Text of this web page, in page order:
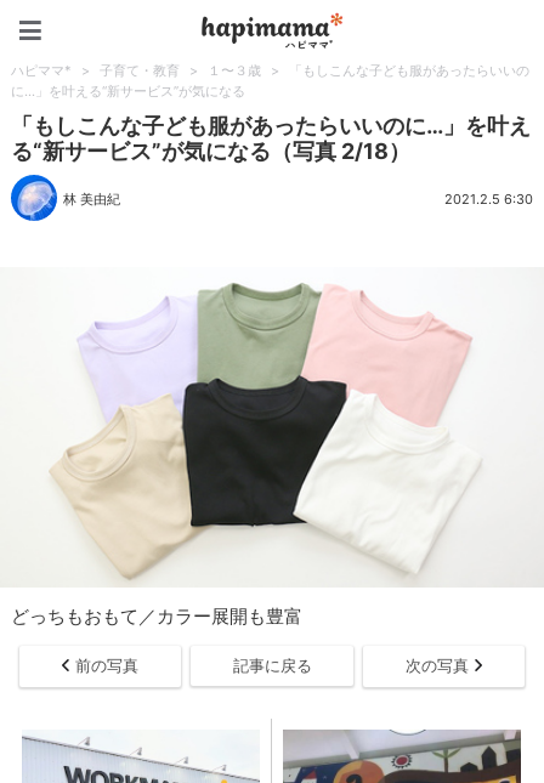
ハピママ* > 子育て・教育 > １〜３歳 >
「もしこんな子ども服があったらいいの
に…」を叶える“新サービス”が気になる
「もしこんな子ども服があったらいいのに…」を叶え
る“新サービス”が気になる（写真 2/18）
林 美由紀 2021.2.5 6:30
どっちもおもて／カラー展開も豊富
前の写真 記事に戻る 次の写真